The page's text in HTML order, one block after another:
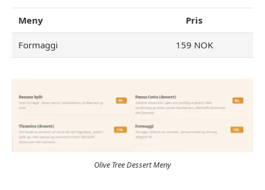
Meny Pris
Formaggi 159 NOK
Olive Tree Dessert Meny